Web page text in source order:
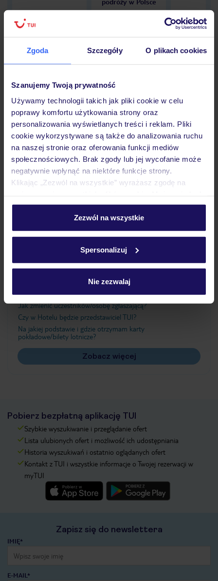
Zgoda Szczegóły O plikach cookies
Szanujemy Twoją prywatność
Używamy technologii takich jak pliki cookie w celu
poprawy komfortu użytkowania strony oraz
personalizowania wyświetlanych treści i reklam. Pliki
cookie wykorzystywane są także do analizowania ruchu
na naszej stronie oraz oferowania funkcji mediów
społecznościowych. Brak zgody lub jej wycofanie może
negatywnie wpłynąć na niektóre funkcje strony.
Klikając „Zezwól na wszystkie” wyrażasz zgodę na
personalizować swój wybór wchodząc w zakładkę
Szczegółowe informacje o plikach cookie znajdziesz
Zezwól na wszystkie
Spersonalizuj
Nie zezwalaj
Hotel
Opinie
Pokoje
Wyżywienie
Ważne informacje
Jak zmienić uczestników/osobę zgłaszającą?
Czy w Hotelu będzie przedstawiciel TUI?
Na jakiej podstawie i gdzie otrzymam karty
pokładowe/bilety lotnicze?
Zobacz więcej
Pobierz bezpłatną aplikację TUI
Szybkie wyszukiwanie i przeglądanie ofert
Lista ulubionych ofert i możliwość ich udostępniania
Historia wyszukiwań i ostatnio oglądanych ofert
Kontakt z TUI i wszystkie informacje o Twojej rezerwacji w
myTUI
Zapisz się do newslettera
IMIĘ*
E-MAIL*